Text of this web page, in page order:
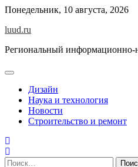
Skip
content
Понедельник, 10 августа, 2026
luud.ru
Региональный информационно-
Дизайн
Наука и технология
Новости
Строительство и ремонт
Найти: